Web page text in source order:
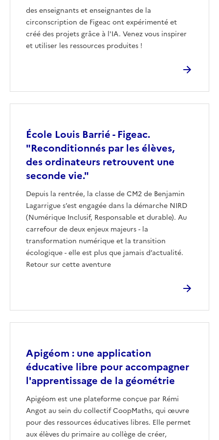
des enseignants et enseignantes de la
circonscription de Figeac ont expérimenté et
créé des projets grâce à l'IA. Venez vous inspirer
et utiliser les ressources produites !
École Louis Barrié - Figeac.
"Reconditionnés par les élèves,
des ordinateurs retrouvent une
seconde vie."
Depuis la rentrée, la classe de CM2 de Benjamin
Lagarrigue s’est engagée dans la démarche NIRD
(Numérique Inclusif, Responsable et durable). Au
carrefour de deux enjeux majeurs - la
transformation numérique et la transition
écologique - elle est plus que jamais d’actualité.
Retour sur cette aventure
Apigéom : une application
éducative libre pour accompagner
l'apprentissage de la géométrie
Apigéom est une plateforme conçue par Rémi
Angot au sein du collectif CoopMaths, qui œuvre
pour des ressources éducatives libres. Elle permet
aux élèves du primaire au collège de créer,